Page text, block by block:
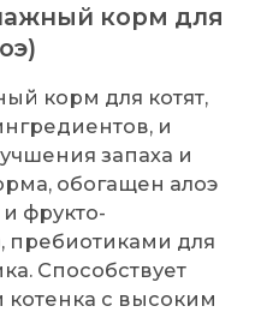
корм для
корм для котят,
и
запаха и
обогащен алоэ
фрукто-
пребиотиками для
Способствует
с высоким